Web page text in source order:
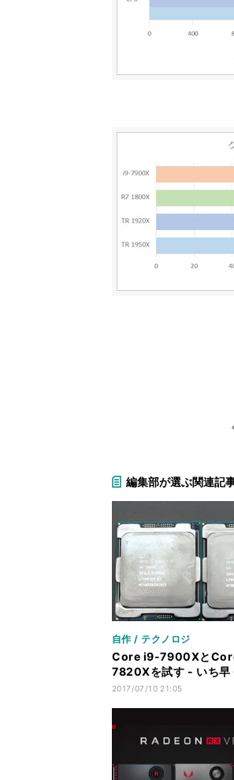
編集部が選ぶ関連記
自作 / テクノロジ
Core i9-7900Xと
7820Xを試す - いち早
10コアと8コアCPUの
2017/07/10 21:05